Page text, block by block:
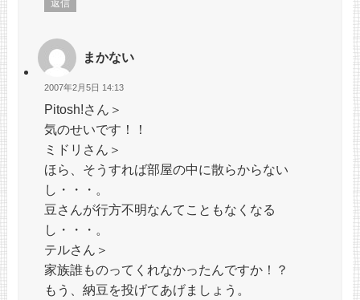
返信
まかない
2007年2月5日 14:13
Pitosh!さん＞
気のせいです！！
ミドリさん＞
ほら、そうすれば部屋の中に散らからない
し・・・。
豆さんが行方不明なんてこともなくなる
し・・・。
テルさん＞
家族誰ものってくれなかったんですか！？
もう、納豆を投げてあげましょう。